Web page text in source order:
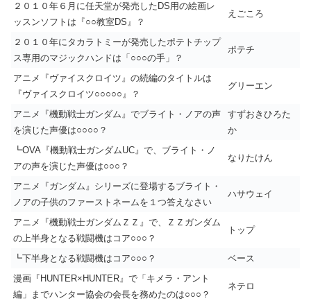
２０１０年６月に任天堂が発売したDS用の絵画レ
ッスンソフトは『○○教室DS』？
えごころ
２０１０年にタカラトミーが発売したポテトチップ
ス専用のマジックハンドは「○○○の手」？
ポテチ
アニメ『ヴァイスクロイツ』の続編のタイトルは
『ヴァイスクロイツ○○○○○』？
グリーエン
アニメ『機動戦士ガンダム』でブライト・ノアの声
を演じた声優は○○○○？
すずおきひろた
か
┗OVA『機動戦士ガンダムUC』で、ブライト・ノ
アの声を演じた声優は○○○？
なりたけん
アニメ『ガンダム』シリーズに登場するブライト・
ノアの子供のファーストネームを１つ答えなさい
ハサウェイ
アニメ『機動戦士ガンダムＺＺ』で、ＺＺガンダム
の上半身となる戦闘機はコア○○○？
トップ
┗下半身となる戦闘機はコア○○○？
ベース
漫画『HUNTER×HUNTER』で「キメラ・アント
編」までハンター協会の会長を務めたのは○○○？
ネテロ